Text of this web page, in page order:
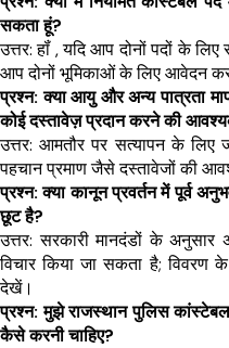
सकता हूं?
उत्तर: हॉं , यदि आप दोनों पदों के
आप दोनों भूमिकाओं के लिए आवेदन
प्रश्न: क्या आयु और अन्य पात्रता
कोई दस्तावेज़ प्रदान करने की
उत्तर: आमतौर पर सत्यापन के लिए
पहचान प्रमाण जैसे दस्तावेजों की
प्रश्न: क्या कानून प्रवर्तन में पूर्व
छूट है?
उत्तर: सरकारी मानदंडों के
विचार किया जा सकता है; विवरण
देखें।
प्रश्न: मुझे राजस्थान पुलिस
कैसे करनी चाहिए?